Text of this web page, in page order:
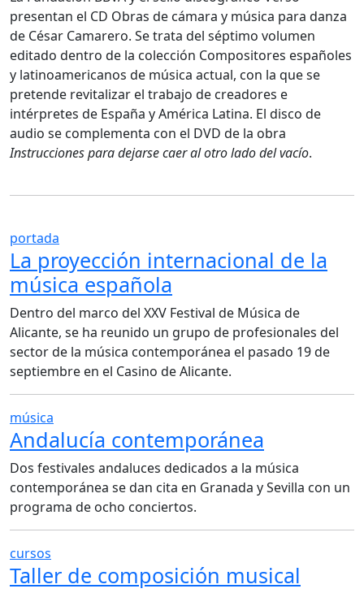
presentan el CD Obras de cámara y música para danza
de César Camarero. Se trata del séptimo volumen
editado dentro de la colección Compositores españoles
y latinoamericanos de música actual, con la que se
pretende revitalizar el trabajo de creadores e
intérpretes de España y América Latina. El disco de
audio se complementa con el DVD de la obra
Instrucciones para dejarse caer al otro lado del vacío.
portada
La proyección internacional de la
música española
Dentro del marco del XXV Festival de Música de
Alicante, se ha reunido un grupo de profesionales del
sector de la música contemporánea el pasado 19 de
septiembre en el Casino de Alicante.
música
Andalucía contemporánea
Dos festivales andaluces dedicados a la música
contemporánea se dan cita en Granada y Sevilla con un
programa de ocho conciertos.
cursos
Taller de composición musical